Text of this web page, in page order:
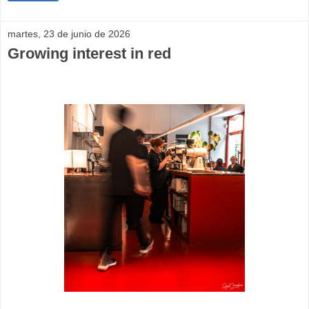
martes, 23 de junio de 2026
Growing interest in red